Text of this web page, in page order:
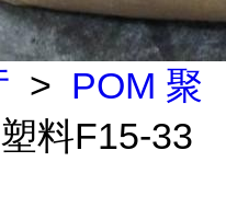
> POM 聚
料F15-33